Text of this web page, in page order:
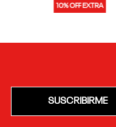
10% OFF EXTRA
SUSCRIBIRME